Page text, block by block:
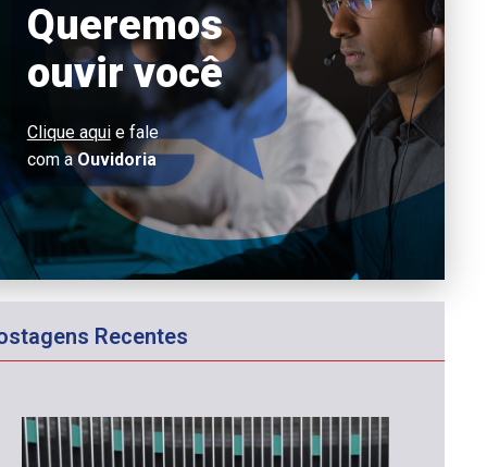
Queremos
ouvir você
Clique aquie fale
com aOuvidoria
Recentes